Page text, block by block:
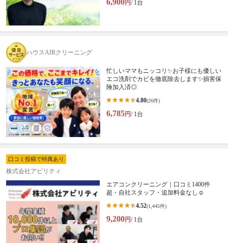
円/ 1台
ハウスAIRクリーニング
忙しいママもニッコリ✨お子様にも優しい
エコ洗剤でカビを徹底除去します✨損害保
険加入済◎
4.80(26件)
6,785円/ 1台
口コミ投稿で特典あり
株式会社アビリティ
エアコンクリーニング｜口コミ1400件
超・自社スタッフ・追加料金なし☺️
4.52(1,445件)
9,200円/ 1台